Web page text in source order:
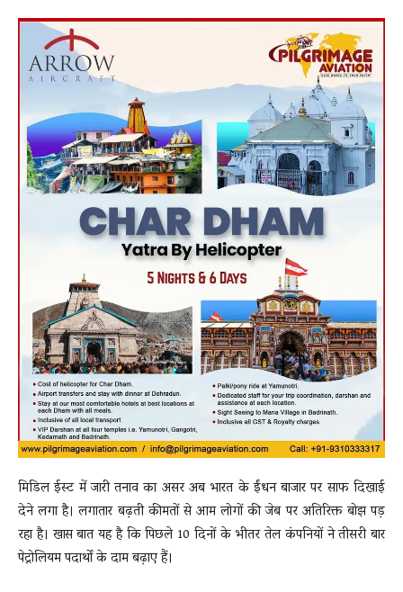
मिडिल ईस्ट में जारी तनाव का असर अब भारत के ईंधन बाजार पर साफ दिखाई
देने लगा है। लगातार बढ़ती कीमतों से आम लोगों की जेब पर अतिरिक्त बोझ पड़
रहा है। खास बात यह है कि पिछले 10 दिनों के भीतर तेल कंपनियों ने तीसरी बार
पेट्रोलियम पदार्थों के दाम बढ़ाए हैं।